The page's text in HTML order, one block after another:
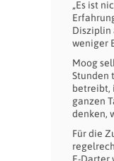
„Es ist
Disziplin
weniger
Moog
Stunden
betreibt,
ganzen
denken,
Für die